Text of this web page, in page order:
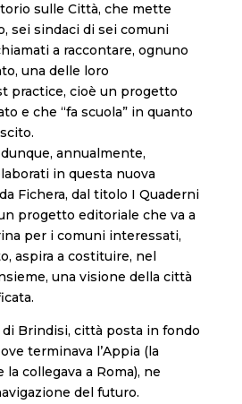
sulle Città, che mette
sei sindaci di sei comuni
a raccontare, ognuno
una delle loro
practice, cioè un progetto
e che “fa scuola” in quanto
annualmente,
in questa nuova
Fichera, dal titolo I Quaderni
progetto editoriale che va a
per i comuni interessati,
aspira a costituire, nel
una visione della città
Brindisi, città posta in fondo
terminava l’Appia (la
la collegava a Roma), ne
del futuro.